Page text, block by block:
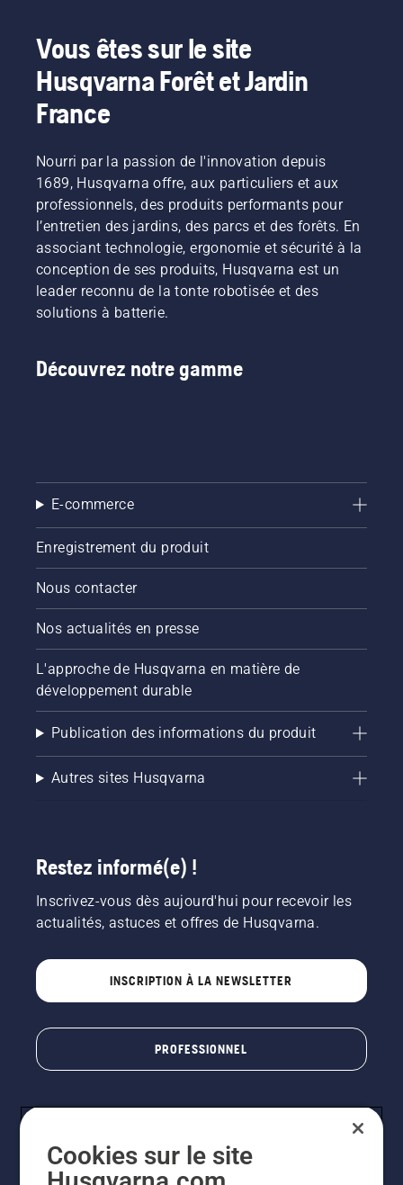
Vous êtes sur le site
Husqvarna Forêt et Jardin
France
Nourri par la passion de l'innovation depuis
1689, Husqvarna offre, aux particuliers et aux
professionnels, des produits performants pour
l’entretien des jardins, des parcs et des forêts. En
associant technologie, ergonomie et sécurité à la
conception de ses produits, Husqvarna est un
leader reconnu de la tonte robotisée et des
solutions à batterie.
Découvrez notre gamme
E-commerce
Enregistrement du produit
Nous contacter
Nos actualités en presse
L'approche de Husqvarna en matière de
développement durable
Publication des informations du produit
Autres sites Husqvarna
Restez informé(e) !
Inscrivez-vous dès aujourd'hui pour recevoir les
actualités, astuces et offres de Husqvarna.
INSCRIPTION À LA NEWSLETTER
PROFESSIONNEL
Cookies sur le site